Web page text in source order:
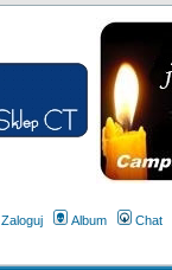
Zaloguj Album Chat